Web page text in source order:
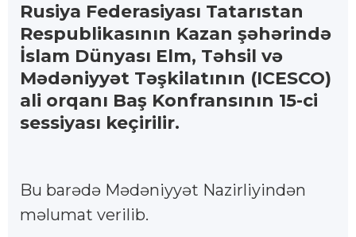
Rusiya Federasiyası Tatarıstan
Respublikasının Kazan şəhərində
İslam Dünyası Elm, Təhsil və
Mədəniyyət Təşkilatının (ICESCO)
ali orqanı Baş Konfransının 15-ci
sessiyası keçirilir.
Bu barədə Mədəniyyət Nazirliyindən
məlumat verilib.